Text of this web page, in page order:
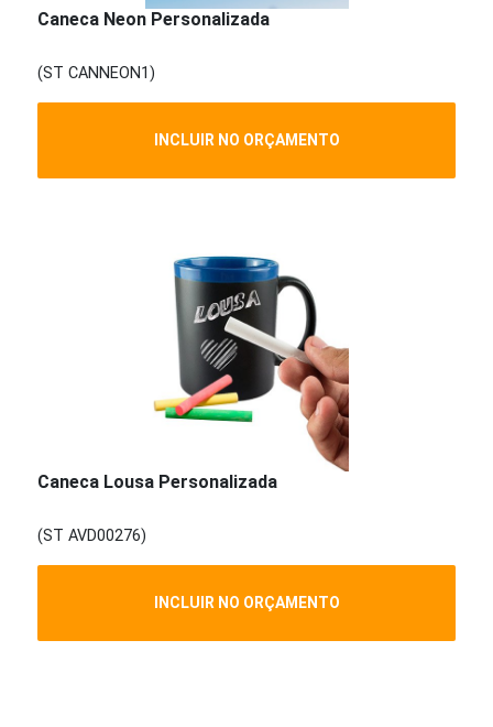
Caneca Neon Personalizada
(ST CANNEON1)
INCLUIR NO ORÇAMENTO
Caneca Lousa Personalizada
(ST AVD00276)
INCLUIR NO ORÇAMENTO